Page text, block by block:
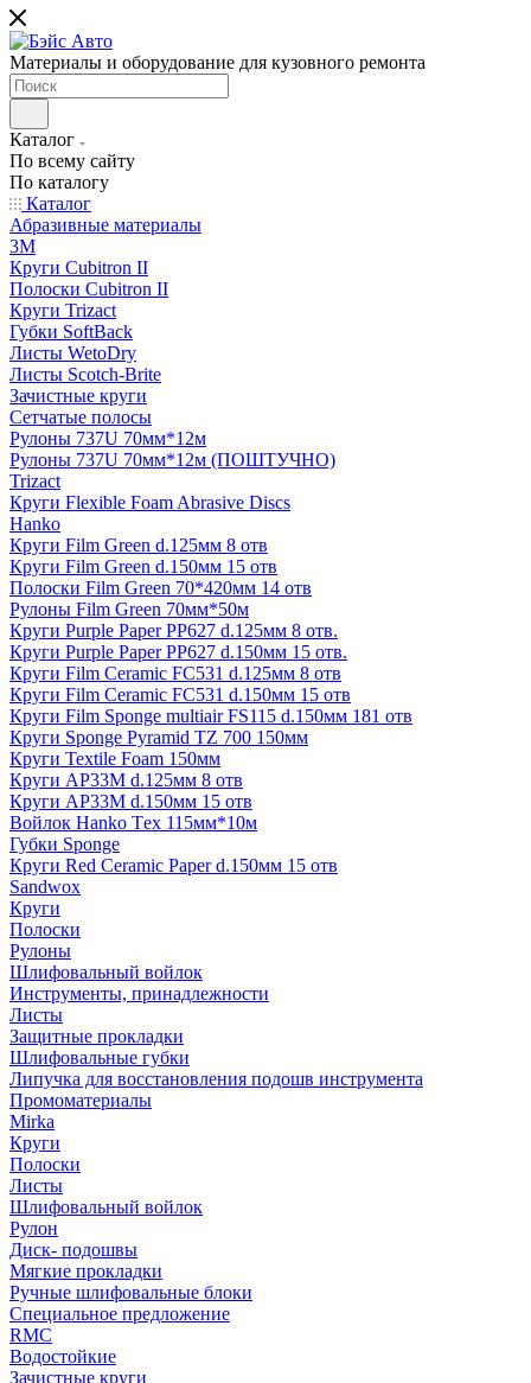
Материалы и оборудование для кузовного ремонта
Каталог
По всему сайту
По каталогу
Каталог
Абразивные материалы
3M
Круги Cubitron II
Полоски Cubitron II
Круги Trizact
Губки SoftBack
Листы WetoDry
Листы Scotch-Brite
Зачистные круги
Сетчатые полосы
Рулоны 737U 70мм*12м
Рулоны 737U 70мм*12м (ПОШТУЧНО)
Trizact
Круги Flexible Foam Abrasive Discs
Hanko
Круги Film Green d.125мм 8 отв
Круги Film Green d.150мм 15 отв
Полоски Film Green 70*420мм 14 отв
Рулоны Film Green 70мм*50м
Круги Purple Paper PP627 d.125мм 8 отв.
Круги Purple Paper PP627 d.150мм 15 отв.
Круги Film Ceramic FC531 d.125мм 8 отв
Круги Film Ceramic FC531 d.150мм 15 отв
Круги Film Sponge multiair FS115 d.150мм 181 отв
Круги Sponge Pyramid TZ 700 150мм
Круги Textile Foam 150мм
Круги AP33M d.125мм 8 отв
Круги AP33M d.150мм 15 отв
Войлок Hanko Tех 115мм*10м
Губки Sponge
Круги Red Ceramic Paper d.150мм 15 отв
Sandwox
Круги
Полоски
Рулоны
Шлифовальный войлок
Инструменты, принадлежности
Листы
Защитные прокладки
Шлифовальные губки
Липучка для восстановления подошв инструмента
Промоматериалы
Mirka
Круги
Полоски
Листы
Шлифовальный войлок
Рулон
Диск- подошвы
Мягкие прокладки
Ручные шлифовальные блоки
Специальное предложение
RMC
Водостойкие
Зачистные круги